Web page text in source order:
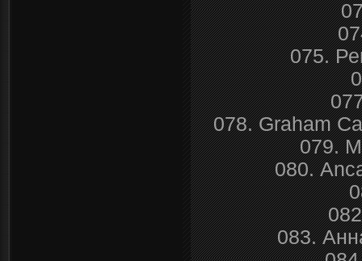
075.
078. Graham
079.
080.
083.